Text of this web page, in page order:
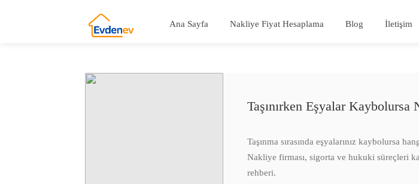
Ana Sayfa Nakliye Fiyat Hesaplama Blog İletişim
Taşınırken Eşyalar Kaybolursa
Taşınma sırasında eşyalarınız kaybolursa
Nakliye firması, sigorta ve hukuki süreçleri
rehberi.